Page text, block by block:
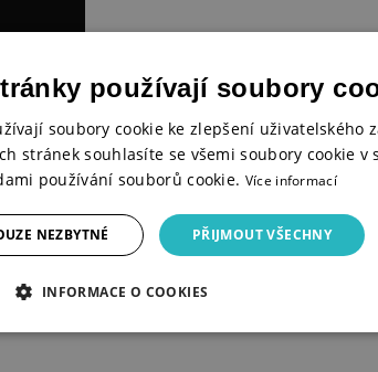
používají soubory
soubory cookie ke zlepšení uživatelského
stránek souhlasíte se všemi soubory cookie v
používání souborů cookie. Více informací
PŘIJMOUT VŠECHNY
NEZBYTNÉ
INFORMACE O COOKIES